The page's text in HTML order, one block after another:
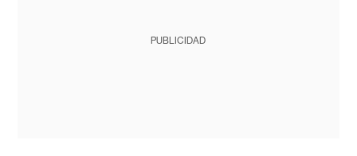
PUBLICIDAD